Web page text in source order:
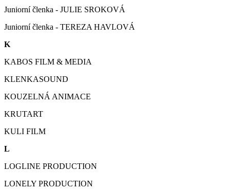
Juniorní členka - JULIE SROKOVÁ
Juniorní členka - TEREZA HAVLOVÁ
K
KABOS FILM & MEDIA
KLENKASOUND
KOUZELNÁ ANIMACE
KRUTART
KULI FILM
L
LOGLINE PRODUCTION
LONELY PRODUCTION